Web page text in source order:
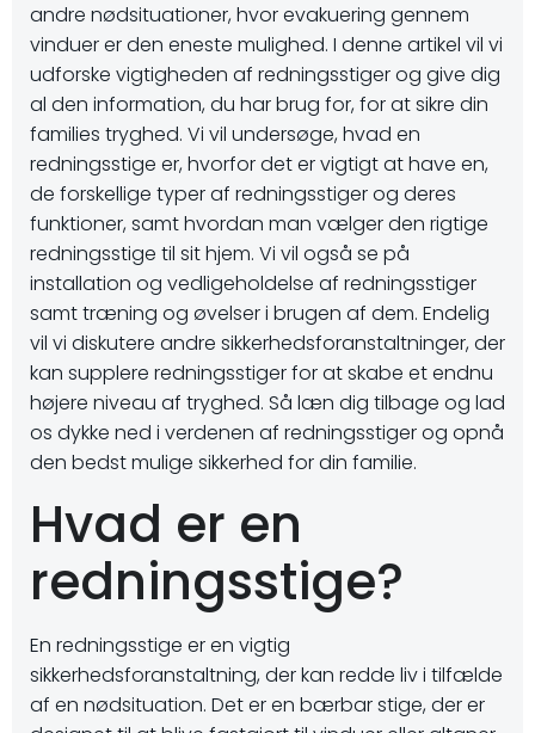
andre nødsituationer, hvor evakuering gennem
vinduer er den eneste mulighed. I denne artikel vil vi
udforske vigtigheden af redningsstiger og give dig
al den information, du har brug for, for at sikre din
families tryghed. Vi vil undersøge, hvad en
redningsstige er, hvorfor det er vigtigt at have en,
de forskellige typer af redningsstiger og deres
funktioner, samt hvordan man vælger den rigtige
redningsstige til sit hjem. Vi vil også se på
installation og vedligeholdelse af redningsstiger
samt træning og øvelser i brugen af dem. Endelig
vil vi diskutere andre sikkerhedsforanstaltninger, der
kan supplere redningsstiger for at skabe et endnu
højere niveau af tryghed. Så læn dig tilbage og lad
os dykke ned i verdenen af redningsstiger og opnå
den bedst mulige sikkerhed for din familie.
Hvad er en
redningsstige?
En redningsstige er en vigtig
sikkerhedsforanstaltning, der kan redde liv i tilfælde
af en nødsituation. Det er en bærbar stige, der er